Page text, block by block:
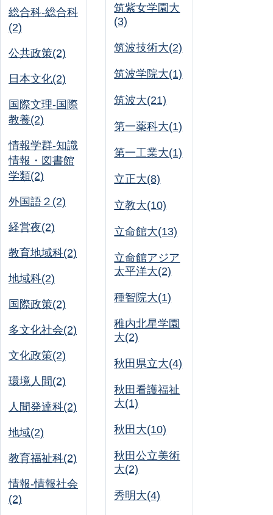
総合科-総合科
(2)
公共政策(2)
日本文化(2)
国際文理-国際
教養(2)
情報学群-知識
情報・図書館
学類(2)
外国語２(2)
経営夜(2)
教育地域科(2)
地域科(2)
国際政策(2)
多文化社会(2)
文化政策(2)
環境人間(2)
人間発達科(2)
地域(2)
教育福祉科(2)
情報-情報社会
(2)
筑紫女学園大
(3)
筑波技術大(2)
筑波学院大(1)
筑波大(21)
第一薬科大(1)
第一工業大(1)
立正大(8)
立教大(10)
立命館大(13)
立命館アジア
太平洋大(2)
種智院大(1)
稚内北星学園
大(2)
秋田県立大(4)
秋田看護福祉
大(1)
秋田大(10)
秋田公立美術
大(2)
秀明大(4)